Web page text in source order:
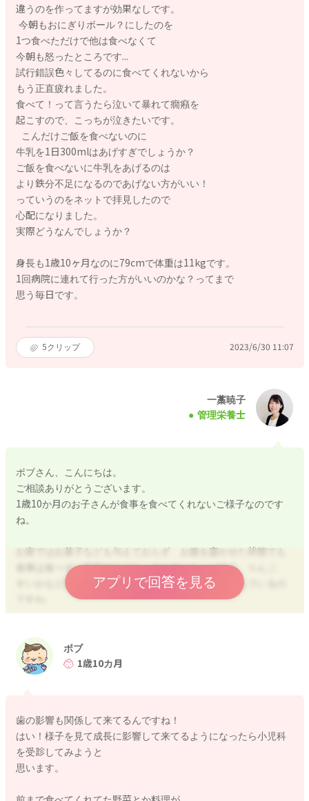
違うのを作ってますが効果なしです。
今朝もおにぎりボール？にしたのを
1つ食べただけで他は食べなくて
今朝も怒ったところです...
試行錯誤色々してるのに食べてくれないから
もう正直疲れました。
食べて！って言うたら泣いて暴れて癇癪を
起こすので、こっちが泣きたいです。
こんだけご飯を食べないのに
牛乳を1日300mlはあげすぎでしょうか？
ご飯を食べないに牛乳をあげるのは
より鉄分不足になるのであげない方がいい！
っていうのをネットで拝見したので
心配になりました。
実際どうなんでしょうか？
身長も1歳10ヶ月なのに79cmで体重は11kgです。
1回病院に連れて行った方がいいのかな？ってまで
思う毎日です。
5クリップ 2023/6/30 11:07
一藁暁子
管理栄養士
ボブさん、こんにちは。
ご相談ありがとうございます。
1歳10か月のお子さんが食事を食べてくれないご様子なのです
ね。
お家ではお菓子なども与えておらず、お腹を空かせた状態でも
食事は食べず、白米やうどん、さつまいも、バナナ、りんご、
すいかなどは食べられており、牛乳は好きでよく飲んでいるの
格・気質などによって起こりますので、どんなに一生懸命頑張
ってもどうしても食べられないお子さんもおりますし、親御さ
に減少することも多くみられます。
長期間の食事量減少、体重減少や停滞がみられる場合や、鉄不
足が心配な場合には一度かかりつけの小児科にも診ていただく
と安心かと思います。
アプリで回答を見る
ボブ
1歳10カ月
歯の影響も関係して来てるんですね！
はい！様子を見て成長に影響して来てるようになったら小児科
を受診してみようと
思います。